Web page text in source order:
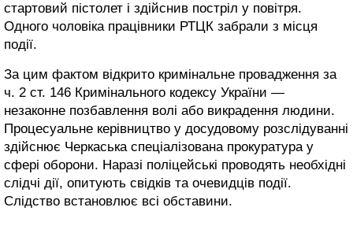
стартовий пістолет і здійснив постріл у повітря.
Одного чоловіка працівники РТЦК забрали з місця
події.
За цим фактом відкрито кримінальне провадження за
ч. 2 ст. 146 Кримінального кодексу України —
незаконне позбавлення волі або викрадення людини.
Процесуальне керівництво у досудовому розслідуванні
здійснює Черкаська спеціалізована прокуратура у
сфері оборони. Наразі поліцейські проводять необхідні
слідчі дії, опитують свідків та очевидців події.
Слідство встановлює всі обставини.